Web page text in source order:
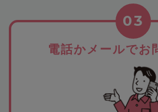
電話かメールでお
03